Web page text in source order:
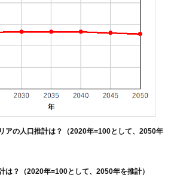
アの人口推計は？（2020年=100として、2050年
は？（2020年=100として、2050年を推計）